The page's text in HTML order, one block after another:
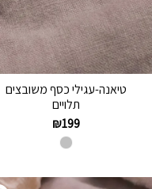
טיאנה-עגילי כסף משובצים
תלויים
₪199